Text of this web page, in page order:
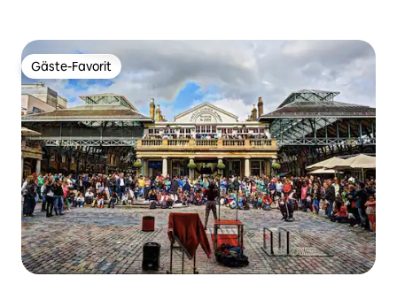
Gäste-Favorit
Gäste-Favorit